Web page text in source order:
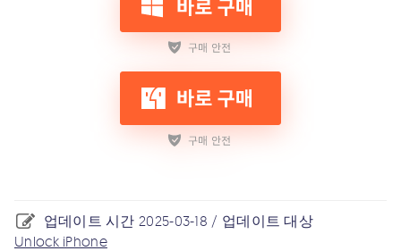
업데이트 시간 2025-03-18 / 업데이트 대상
Unlock iPhone